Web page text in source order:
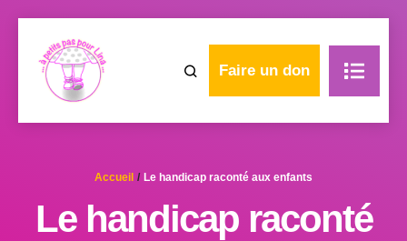
Faire un don
Accueil / Le handicap raconté aux enfants
Le handicap raconté